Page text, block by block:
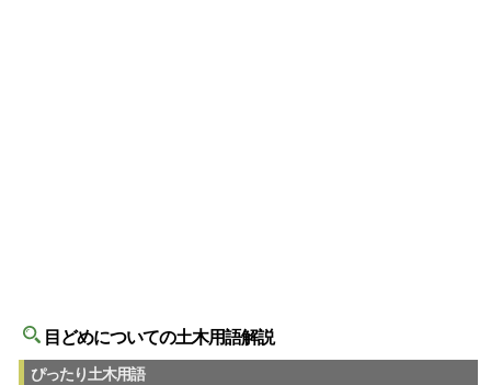
目どめについての土木用語解説
ぴったり土木用語